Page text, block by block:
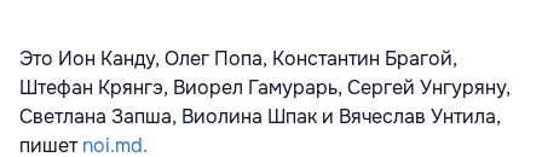
Это Ион Канду, Олег Попа, Константин Брагой,
Штефан Крянгэ, Виорел Гамурарь, Сергей Унгуряну,
Светлана Запша, Виолина Шпaк и Вячеслав Унтила,
пишетnoi.md.